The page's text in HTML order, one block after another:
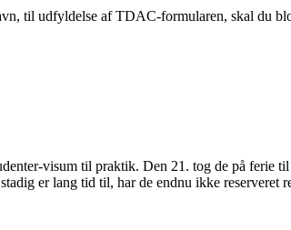
til udfyldelse af TDAC-formularen, skal du
visum til praktik. Den 21. tog de på ferie
er lang tid til, har de endnu ikke